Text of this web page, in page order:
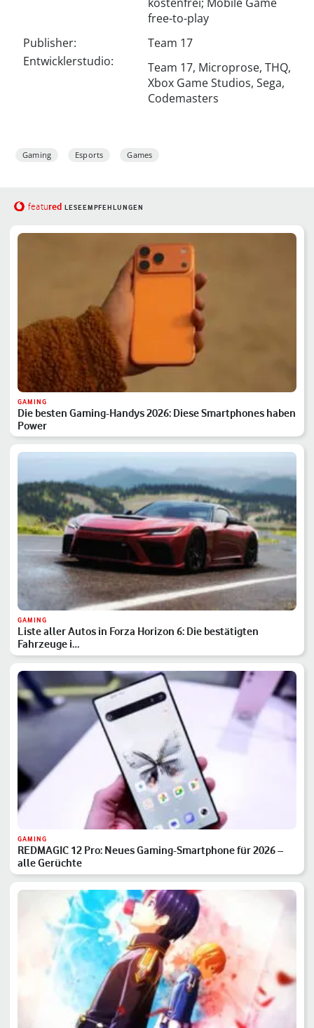
free-to-play
Publisher:
Team 17
Entwicklerstudio:
Team 17, Microprose, THQ,
Xbox Game Studios, Sega,
Codemasters
Gaming Esports Games
featured LESEEMPFEHLUNGEN
GAMING
Die besten Gaming-Handys 2026: Diese Smartphones haben
Power
GAMING
Liste aller Autos in Forza Horizon 6: Die bestätigten
Fahrzeuge i…
GAMING
REDMAGIC 12 Pro: Neues Gaming-Smartphone für 2026 –
alle Gerüchte